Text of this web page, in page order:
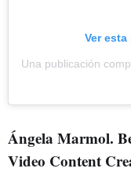
Ver
Ángela Marmol.
Video Content